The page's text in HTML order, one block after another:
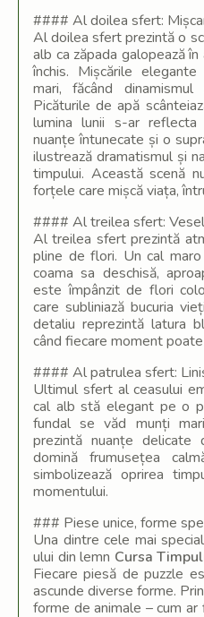
#### Al doilea sfert:
Al doilea sfert prezintă o
alb ca zăpada galopează
închis. Mișcările
mari, făcând
Picăturile de apă
lumina lunii s-ar
nuanțe întunecate și o
ilustrează dramatismul și
timpului. Această scenă
forțele care mișcă viața,
#### Al treilea sfert:
Al treilea sfert prezintă
pline de flori. Un cal
coama sa deschisă,
este împânzit de flori
care subliniază bucuria
detaliu reprezintă latura
când fiecare moment
#### Al patrulea sfert:
Ultimul sfert al ceasului
cal alb stă elegant pe o
fundal se văd munți
prezintă nuanțe
domină frumusețea
simbolizează oprirea
momentului.
### Piese unice, forme
Una dintre cele mai
ului din lemn Cursa
Fiecare piesă de puzzle
ascunde diverse forme.
forme de animale – cum ar